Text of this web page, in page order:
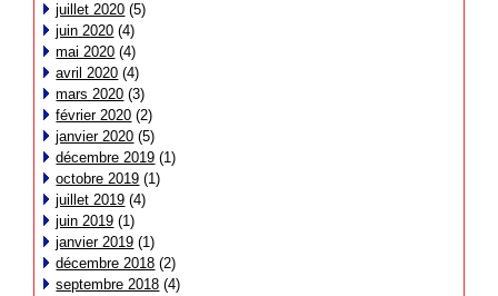
juillet 2020 (5)
juin 2020 (4)
mai 2020 (4)
avril 2020 (4)
mars 2020 (3)
février 2020 (2)
janvier 2020 (5)
décembre 2019 (1)
octobre 2019 (1)
juillet 2019 (4)
juin 2019 (1)
janvier 2019 (1)
décembre 2018 (2)
septembre 2018 (4)